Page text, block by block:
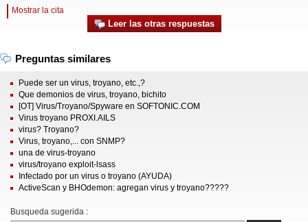
Mostrar la cita
Leer las otras respuestas
Preguntas similares
Puede ser un virus, troyano, etc.,?
Que demonios de virus, troyano, bichito
[OT] Virus/Troyano/Spyware en SOFTONIC.COM
Virus troyano PROXI.AILS
virus? Troyano?
Virus, troyano,... con SNMP?
una de virus-troyano
virus/troyano exploit-lsass
Infectado por un virus o troyano (AYUDA)
ActiveScan y BHOdemon: agregan virus y troyano?????
Busqueda sugerida :